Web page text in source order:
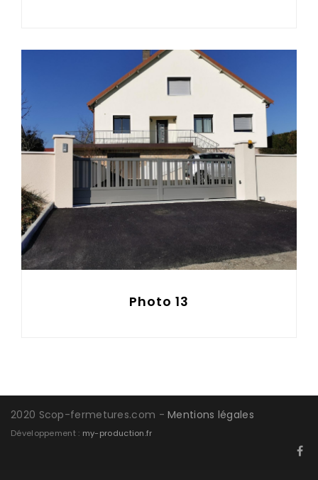
Photo 13
2020 Scop-fermetures.com -Mentions légales
Développement : my-production.fr